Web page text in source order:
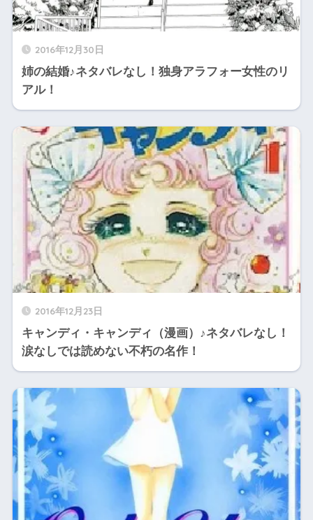
2016年12月30日
姉の結婚♪ネタバレなし！独身アラフォー女性のリ
アル！
2016年12月23日
キャンディ・キャンディ（漫画）♪ネタバレなし！
涙なしでは読めない不朽の名作！